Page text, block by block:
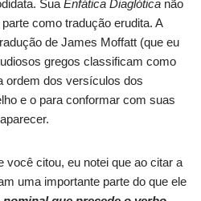
SuaEnfática Diaglótica não
como tradução erudita. A
de James Moffatt (que eu
gregos classificam como
ordem dos versículos dos
e o para conformar com suas
você citou, eu notei que ao citar a
uma importante parte do que ele